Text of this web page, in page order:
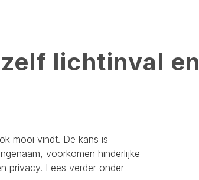
lichtinval en
mooi vindt. De kans is
voorkomen hinderlijke
privacy. Lees verder onder